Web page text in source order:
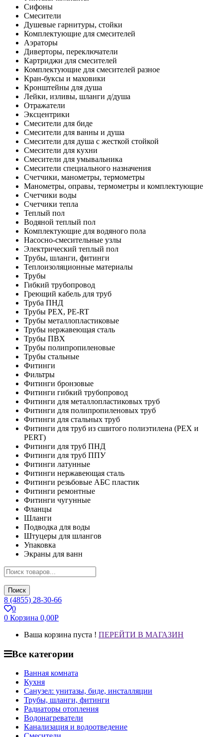
Сифоны
Смесители
Душевые гарнитуры, стойки
Комплектующие для смесителей
Аэраторы
Диверторы, переключатели
Картриджи для смесителей
Комплектующие для смесителей разное
Кран-буксы и маховики
Кронштейны для душа
Лейки, изливы, шланги д/душа
Отражатели
Эксцентрики
Смесители для биде
Смесители для ванны и душа
Смесители для душа с жесткой стойкой
Смесители для кухни
Смесители для умывальника
Смесители специального назначения
Счетчики, манометры, термометры
Манометры, оправы, термометры и комплектующие
Счетчики воды
Счетчики тепла
Теплый пол
Водяной теплый пол
Комплектующие для водяного пола
Насосно-смесительные узлы
Электрический теплый пол
Трубы, шланги, фитинги
Теплоизоляционные материалы
Трубы
Гибкий трубопровод
Греющий кабель для труб
Труба ПНД
Трубы PEX, PE-RT
Трубы металлопластиковые
Трубы нержавеющая сталь
Трубы ПВХ
Трубы полипропиленовые
Трубы стальные
Фитинги
Фильтры
Фитинги бронзовые
Фитинги гибкий трубопровод
Фитинги для металлопластиковых труб
Фитинги для полипропиленовых труб
Фитинги для стальных труб
Фитинги для труб из сшитого полиэтилена (PEX и
PERT)
Фитинги для труб ПНД
Фитинги для труб ППУ
Фитинги латунные
Фитинги нержавеющая сталь
Фитинги резьбовые АБС пластик
Фитинги ремонтные
Фитинги чугунные
Фланцы
Шланги
Подводка для воды
Штуцеры для шлангов
Упаковка
Экраны для ванн
Поиск
8 (4855) 28-30-66
0
0 Корзина 0,00Р
Ваша корзина пуста ! ПЕРЕЙТИ В МАГАЗИН
Все категории
Ванная комната
Кухня
Санузел: унитазы, биде, инсталляции
Трубы, шланги, фитинги
Радиаторы отопления
Водонагреватели
Канализация и водоотведение